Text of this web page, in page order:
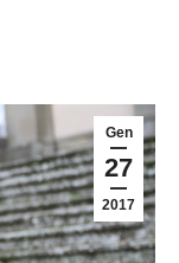
Gen
27
2017